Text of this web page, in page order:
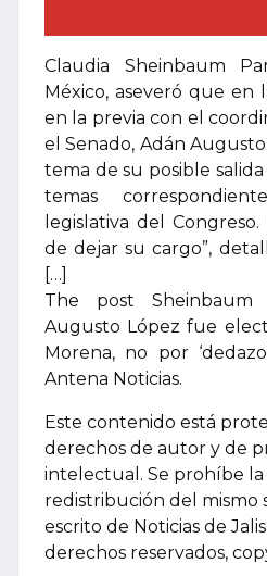
Claudia Sheinbaum
México, aseveró que
en la previa con el
el Senado, Adán
tema de su posible
temas
legislativa del
de dejar su cargo”,
[…]
The post
Augusto López fue
Morena, no por
Antena Noticias.
Este contenido está
derechos de autor y de
intelectual. Se prohíbe la
redistribución del mismo
escrito de Noticias de
derechos reservados,